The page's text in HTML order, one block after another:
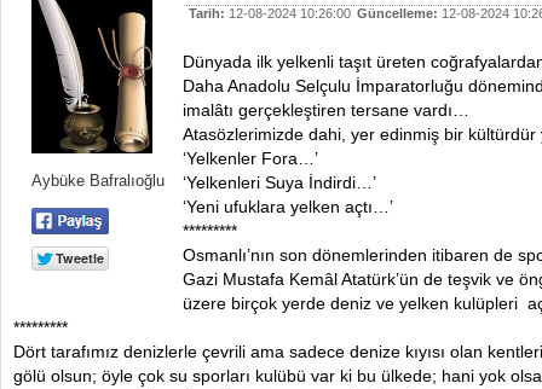
Aybüke Bafralıoğlu
Tarih: 12-08-2024 10:26:00 Güncelleme: 12-08-2024
Dünyada ilk yelkenli taşıt üreten
Daha Anadolu Selçulu İmparatorluğu
imalâtı gerçekleştiren tersane vardı…
Atasözlerimizde dahi, yer edinmiş bir
‘Yelkenler Fora…’
‘Yelkenleri Suya İndirdi…’
‘Yeni ufuklara yelken açtı…’
*********
Osmanlı’nın son dönemlerinden itibaren de
Gazi Mustafa Kemâl Atatürk’ün de teşvik ve
üzere birçok yerde deniz ve yelken kulüpleri
*********
Dört tarafımız denizlerle çevrili ama sadece denize kıyısı olan
gölü olsun; öyle çok su sporları kulübü var ki bu ülkede; hani yok